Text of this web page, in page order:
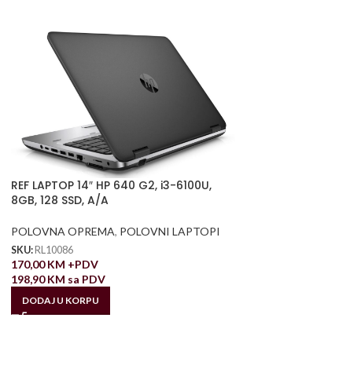
REF LAPTOP 14″ HP 640 G2, i3-6100U,
8GB, 128 SSD, A/A
POLOVNA OPREMA, POLOVNI LAPTOPI
SKU: RL10086
170,00KM +PDV
198,90KM sa PDV
DODAJ U KORPU